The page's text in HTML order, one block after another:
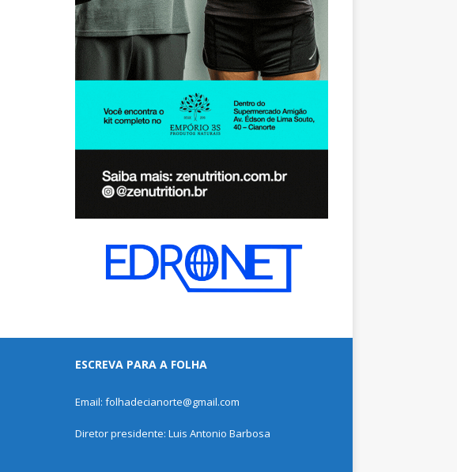
ESCREVA PARA A FOLHA
Email: folhadecianorte@gmail.com
Diretor presidente: Luis Antonio Barbosa